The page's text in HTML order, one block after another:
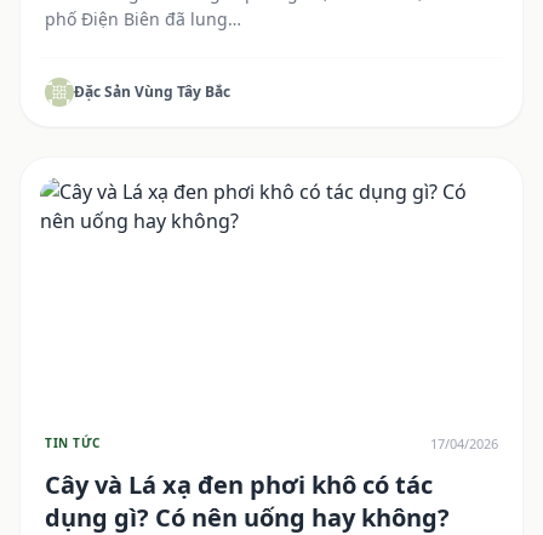
phố Điện Biên đã lung…
Đặc Sản Vùng Tây Bắc
TIN TỨC 17/04/2026
Cây và Lá xạ đen phơi khô có tác
dụng gì? Có nên uống hay không?